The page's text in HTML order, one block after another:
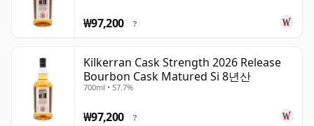
₩97,200 ?
Kilkerran Cask Strength 2026 Release
Bourbon Cask Matured Si 8년산
700ml • 57.7%
₩97,200 ?